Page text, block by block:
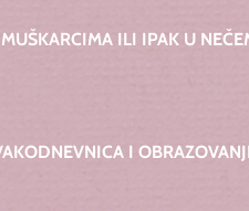
ILI IPAK U
I